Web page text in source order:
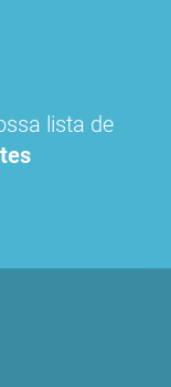
lista de